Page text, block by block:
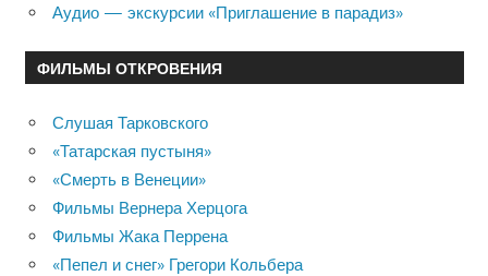
Аудио — экскурсии «Приглашение в парадиз»
ФИЛЬМЫ ОТКРОВЕНИЯ
Слушая Тарковского
«Татарская пустыня»
«Смерть в Венеции»
Фильмы Вернера Херцога
Фильмы Жака Перрена
«Пепел и снег» Грегори Кольбера